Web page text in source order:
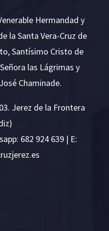
Hermandad y
la Santa Vera-Cruz de
Santísimo Cristo de
las Lágrimas y
Chaminade.
Jerez de la Frontera
682 924 639 | E:
se.ze
rejzu